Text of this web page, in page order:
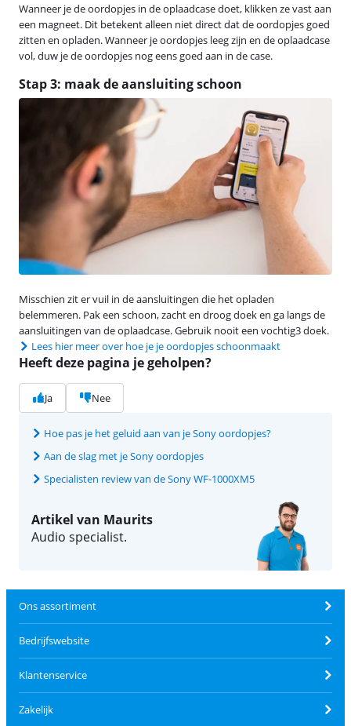
Wanneer je de oordopjes in de oplaadcase doet, klikken ze vast aan
een magneet. Dit betekent alleen niet direct dat de oordopjes goed
zitten en opladen. Wanneer je oordopjes leeg zijn en de oplaadcase
vol, duw je de oordopjes nog eens goed aan in de case.
Stap 3: maak de aansluiting schoon
Misschien zit er vuil in de aansluitingen die het opladen
belemmeren. Pak een schoon, zacht en droog doek en ga langs de
aansluitingen van de oplaadcase. Gebruik nooit een vochtig3 doek.
Lees hier meer over hoe je je oordopjes schoonmaakt
Heeft deze pagina je geholpen?
Ja Nee
Hoe pas je het geluid aan van je Sony oordopjes?
Aan de slag met je Sony oordopjes
Specialisten review van de Sony WF-1000XM5
Artikel van Maurits
Audio specialist.
Ons assortiment
Bedrijfswebsite
Klantenservice
Zakelijk